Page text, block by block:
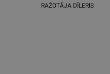
RAŽOTĀJA DĪLERIS